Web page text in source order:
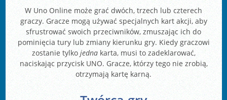
W Uno Online może grać dwóch, trzech lub czterech
graczy. Gracze mogą używać specjalnych kart akcji, aby
sfrustrować swoich przeciwników, zmuszając ich do
pominięcia tury lub zmiany kierunku gry. Kiedy graczowi
zostanie tylko jednakarta, musi to zadeklarować,
naciskając przycisk UNO. Gracze, którzy tego nie zrobią,
otrzymają kartę karną.